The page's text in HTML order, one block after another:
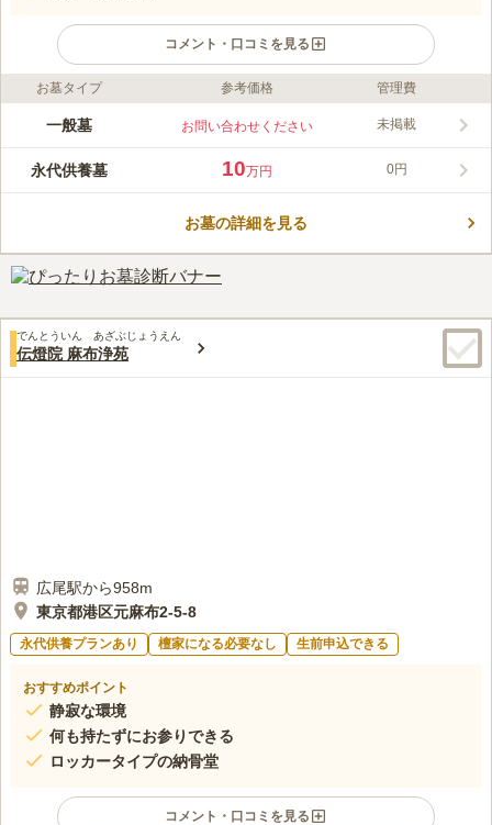
コメント・口コミを見る
ライフドット編集部のコメント
東京メトロ日比谷線「六本木駅」から徒歩約8分と六本木の中心
では、静寂さが保たれ、池に流れ落ちる滝の音は街の喧騒を忘れ
させてくれます。永代供養のプランは多数有り、「観音廟やすら
また、宗旨宗派は不問なのでどなたでもご利用頂けます。
みんなの評価
3.6 口コミ1件
50代女性
都内でも都心に位置している。周辺が落ち着きのある環境であ
い気届いている
お墓タイプ 参考価格 管理費
一般墓 お問い合わせください 未掲載
永代供養墓 10万円 0円
お墓の詳細を見る
でんとういん あざぶじょうえん
伝燈院 麻布浄苑
広尾駅から958m
東京都港区元麻布2-5-8
永代供養プランあり 檀家になる必要なし 生前申込できる
おすすめポイント
静寂な環境
何も持たずにお参りできる
ロッカータイプの納骨堂
コメント・口コミを見る